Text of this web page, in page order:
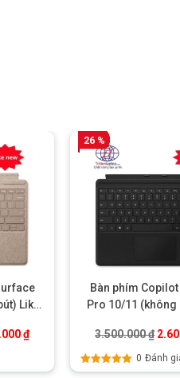
Like
là: 4.000.000 ₫.
₫Giá hiện tại là: 3.000.000 ₫.
26 %
Bàn phím
Pro 10/11 (không
3.500.000₫ Giá
Được xếp
0 Đánh